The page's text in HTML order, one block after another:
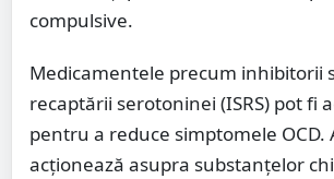
compulsive.
Medicamentele precum inhibitorii
recaptării serotoninei (ISRS) pot fi
pentru a reduce simptomele OCD.
acționează asupra substanțelor